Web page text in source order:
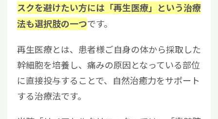
スクを避けたい方には「再生医療」という治療
法も選択肢の一つです。
再生医療とは、患者様ご自身の体から採取した
幹細胞を培養し、痛みの原因となっている部位
に直接投与することで、自然治癒力をサポート
する治療法です。